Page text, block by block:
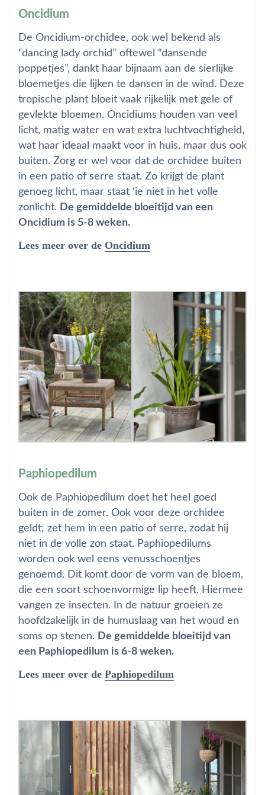
Oncidium
De Oncidium-orchidee, ook wel bekend als
“dancing lady orchid” oftewel “dansende
poppetjes”, dankt haar bijnaam aan de sierlijke
bloemetjes die lijken te dansen in de wind. Deze
tropische plant bloeit vaak rijkelijk met gele of
gevlekte bloemen. Oncidiums houden van veel
licht, matig water en wat extra luchtvochtigheid,
wat haar ideaal maakt voor in huis, maar dus ook
buiten. Zorg er wel voor dat de orchidee buiten
in een patio of serre staat. Zo krijgt de plant
genoeg licht, maar staat ‘ie niet in het volle
zonlicht. De gemiddelde bloeitijd van een
Oncidium is 5-8 weken.
Lees meer over de Oncidium
Paphiopedilum
Ook de Paphiopedilum doet het heel goed
buiten in de zomer. Ook voor deze orchidee
geldt; zet hem in een patio of serre, zodat hij
niet in de volle zon staat. Paphiopedilums
worden ook wel eens venusschoentjes
genoemd. Dit komt door de vorm van de bloem,
die een soort schoenvormige lip heeft. Hiermee
vangen ze insecten. In de natuur groeien ze
hoofdzakelijk in de humuslaag van het woud en
soms op stenen. De gemiddelde bloeitijd van
een Paphiopedilum is 6-8 weken.
Lees meer over de Paphiopedilum